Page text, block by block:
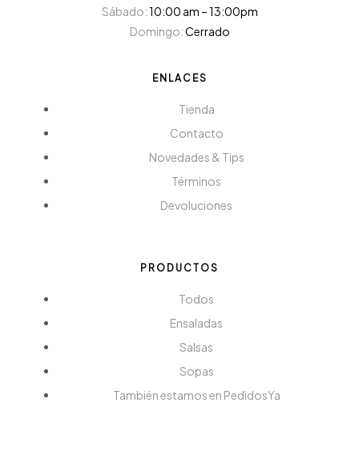
Sábado:10:00 am – 13:00pm
Domingo:Cerrado
ENLACES
Tienda
Contacto
Novedades & Tips
Términos
Devoluciones
PRODUCTOS
Todos
Ensaladas
Salsas
Sopas
También estamos en PedidosYa